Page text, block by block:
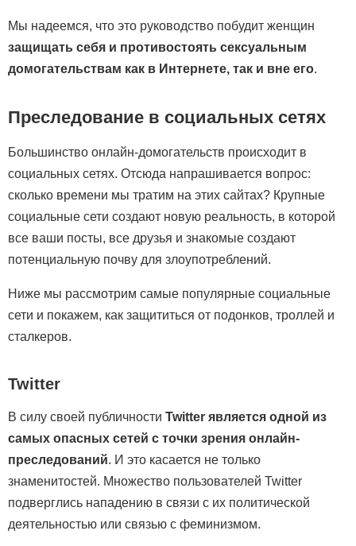
Мы надеемся, что это руководство побудит женщин
защищать себя и противостоять сексуальным
домогательствам как в Интернете, так и вне его.
Преследование в социальных сетях
Большинство онлайн-домогательств происходит в
социальных сетях. Отсюда напрашивается вопрос:
сколько времени мы тратим на этих сайтах? Крупные
социальные сети создают новую реальность, в которой
все ваши посты, все друзья и знакомые создают
потенциальную почву для злоупотреблений.
Ниже мы рассмотрим самые популярные социальные
сети и покажем, как защититься от подонков, троллей и
сталкеров.
Twitter
В силу своей публичности Twitter является одной из
самых опасных сетей с точки зрения онлайн-
преследований. И это касается не только
знаменитостей. Множество пользователей Twitter
подверглись нападению в связи с их политической
деятельностью или связью с феминизмом.